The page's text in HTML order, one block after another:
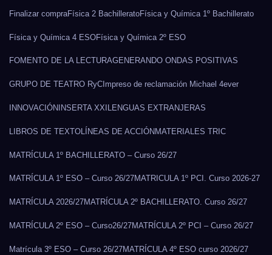
Finalizar compraFísica 2 BachilleratoFísica y Química 1º Bachillerato
Física y Química 4 ESOFísica y Química 2º ESO
FOMENTO DE LA LECTURAGENERANDO ONDAS POSITIVAS
GRUPO DE TEATRO RyC Impreso de reclamación Michael 4ever
INNOVACIÓN INSERTA XXI LENGUAS EXTRANJERAS
LIBROS DE TEXTOLÍNEAS DE ACCIÓNMATERIALES TRIC
MATRÍCULA 1º BACHILLERATO – Curso 26/27
MATRÍCULA 1º ESO – Curso 26/27MATRICULA 1º PCI. Curso 2026-27
MATRÍCULA 2026/27MATRÍCULA 2º BACHILLERATO. Curso 26/27
MATRÍCULA 2º ESO – Curso26/27MATRÍCULA 2º PCI – Curso 26/27
Matrícula 3º ESO – Curso 26/27MATRÍCULA 4º ESO curso 2026/27